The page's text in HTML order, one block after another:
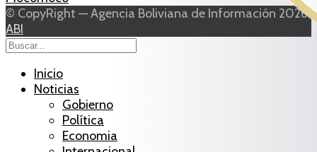
© CopyRight — Agencia Boliviana de Información 2026
ABI
Inicio
Noticias
Gobierno
Política
Economia